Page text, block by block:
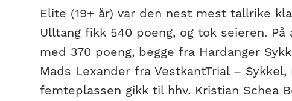
Elite (19+ år) var den nest mest tallrike
Ulltang fikk 540 poeng, og tok seieren.
med 370 poeng, begge fra Hardanger
Mads Lexander fra VestkantTrial –
femteplassen gikk til hhv. Kristian Schea